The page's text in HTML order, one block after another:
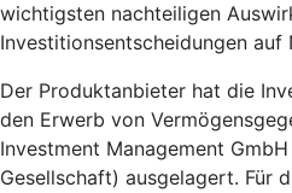
wichtigsten nachteiligen
Investitionsentscheidungen
Der Produktanbieter hat die
den Erwerb von
Investment Management
Gesellschaft) ausgelagert. Für